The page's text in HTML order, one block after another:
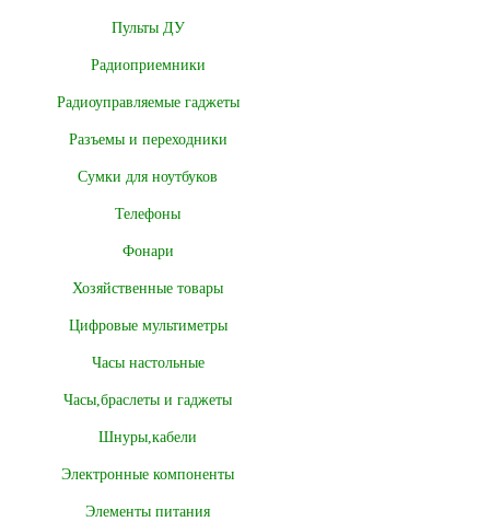
Пульты ДУ
Радиоприемники
Радиоуправляемые гаджеты
Разъемы и переходники
Сумки для ноутбуков
Телефоны
Фонари
Хозяйственные товары
Цифровые мультиметры
Часы настольные
Часы,браслеты и гаджеты
Шнуры,кабели
Электронные компоненты
Элементы питания